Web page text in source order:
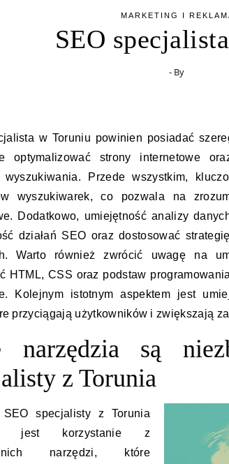
MARKETING I
SEO
- By
w Toruniu powinien posiadać
optymalizować strony internetowe
wyszukiwania. Przede wszystkim,
wyszukiwarek, co pozwala na
Dodatkowo, umiejętność analizy
działań SEO oraz dostosować
Warto również zwrócić uwagę na
HTML, CSS oraz podstaw
Kolejnym istotnym aspektem jest
przyciągają użytkowników i zwiększają
narzędzia są
z Torunia
specjalisty z Torunia
jest korzystanie z
narzędzi, które